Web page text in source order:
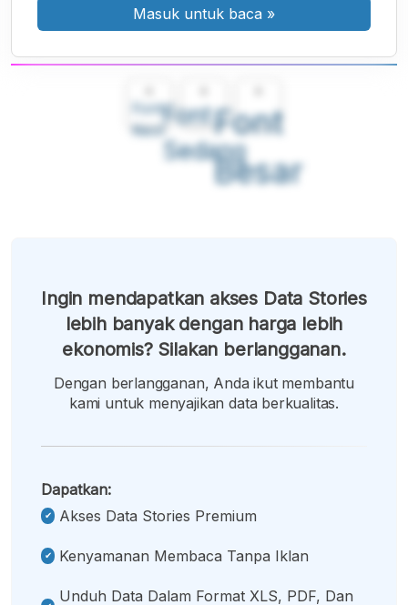
Font
Kecil
Font
Sedang
Font
Besar
Masuk untuk baca »
Ingin mendapatkan akses Data Stories
lebih banyak dengan harga lebih
ekonomis? Silakan berlangganan.
Dengan berlangganan, Anda ikut membantu
kami untuk menyajikan data berkualitas.
Dapatkan:
Akses Data Stories Premium
Kenyamanan Membaca Tanpa Iklan
Unduh Data Dalam Format XLS, PDF, Dan